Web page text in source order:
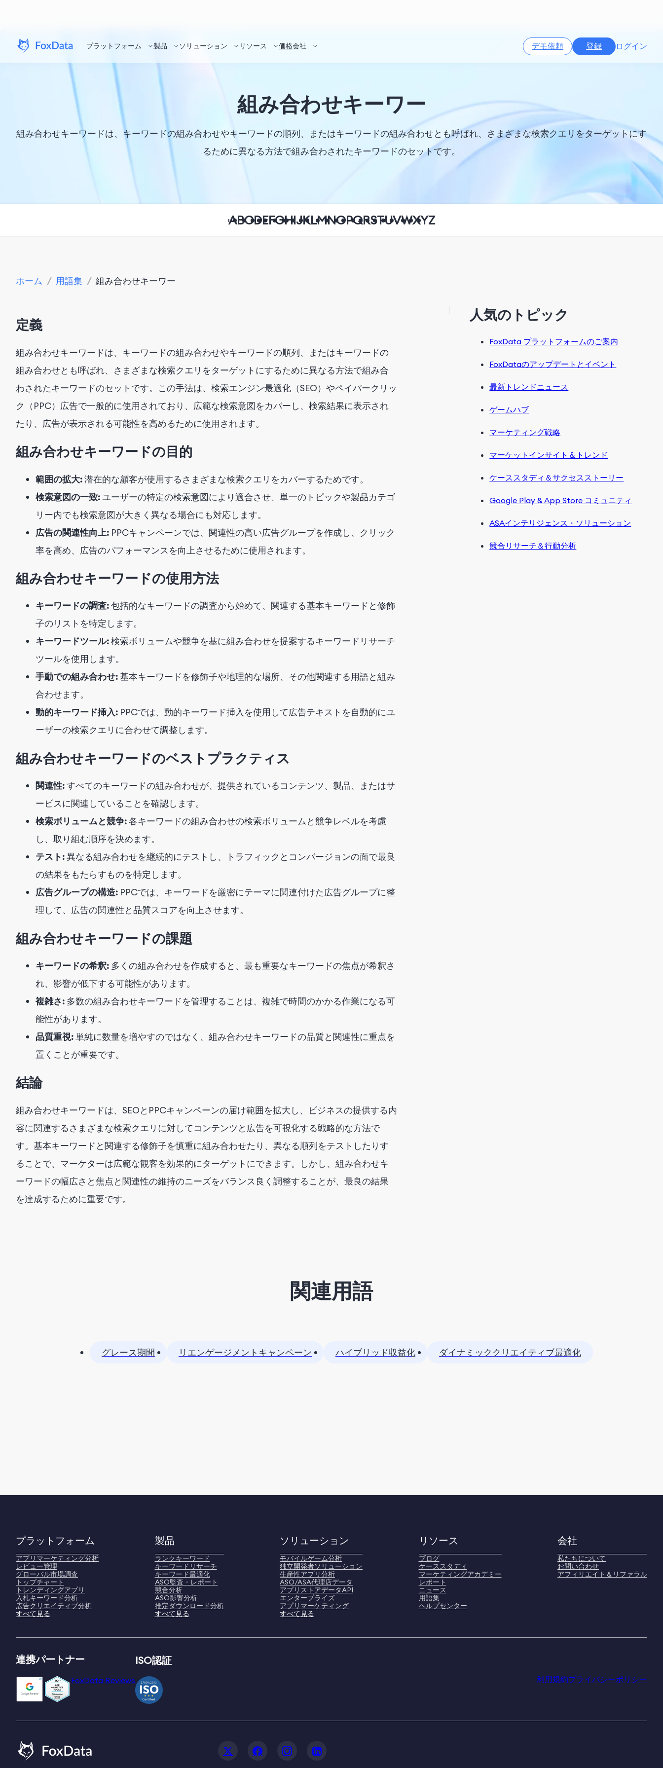
プラットフォーム 製品 ソリューション リソース 価格会社 デモ依頼 登録 ログイン
組み合わせキーワー
組み合わせキーワードは、キーワードの組み合わせやキーワードの順列、またはキーワードの組み合わせとも呼ばれ、さまざまな検索クエリをターゲットにす
るために異なる方法で組み合わされたキーワードのセットです。
ABCDEFGHIJKLMNOPQRSTUVWXYZ
ホーム / 用語集 / 組み合わせキーワー
定義
組み合わせキーワードは、キーワードの組み合わせやキーワードの順列、またはキーワードの
組み合わせとも呼ばれ、さまざまな検索クエリをターゲットにするために異なる方法で組み合
わされたキーワードのセットです。この手法は、検索エンジン最適化（SEO）やペイパークリッ
ク（PPC）広告で一般的に使用されており、広範な検索意図をカバーし、検索結果に表示され
たり、広告が表示される可能性を高めるために使用されます。
組み合わせキーワードの目的
範囲の拡大:潜在的な顧客が使用するさまざまな検索クエリをカバーするためです。
検索意図の一致:ユーザーの特定の検索意図により適合させ、単一のトピックや製品カテゴ
リー内でも検索意図が大きく異なる場合にも対応します。
広告の関連性向上: PPCキャンペーンでは、関連性の高い広告グループを作成し、クリック
率を高め、広告のパフォーマンスを向上させるために使用されます。
組み合わせキーワードの使用方法
キーワードの調査:包括的なキーワードの調査から始めて、関連する基本キーワードと修飾
子のリストを特定します。
キーワードツール:検索ボリュームや競争を基に組み合わせを提案するキーワードリサーチ
ツールを使用します。
手動での組み合わせ:基本キーワードを修飾子や地理的な場所、その他関連する用語と組み
合わせます。
動的キーワード挿入: PPCでは、動的キーワード挿入を使用して広告テキストを自動的にユ
ーザーの検索クエリに合わせて調整します。
組み合わせキーワードのベストプラクティス
関連性:すべてのキーワードの組み合わせが、提供されているコンテンツ、製品、またはサ
ービスに関連していることを確認します。
検索ボリュームと競争:各キーワードの組み合わせの検索ボリュームと競争レベルを考慮
し、取り組む順序を決めます。
テスト:異なる組み合わせを継続的にテストし、トラフィックとコンバージョンの面で最良
の結果をもたらすものを特定します。
広告グループの構造: PPCでは、キーワードを厳密にテーマに関連付けた広告グループに整
理して、広告の関連性と品質スコアを向上させます。
組み合わせキーワードの課題
キーワードの希釈: 多くの組み合わせを作成すると、最も重要なキーワードの焦点が希釈さ
れ、影響が低下する可能性があります。
複雑さ: 多数の組み合わせキーワードを管理することは、複雑で時間のかかる作業になる可
能性があります。
品質重視:単純に数量を増やすのではなく、組み合わせキーワードの品質と関連性に重点を
置くことが重要です。
結論
組み合わせキーワードは、SEOとPPCキャンペーンの届け範囲を拡大し、ビジネスの提供する内
容に関連するさまざまな検索クエリに対してコンテンツと広告を可視化する戦略的な方法で
す。基本キーワードと関連する修飾子を慎重に組み合わせたり、異なる順列をテストしたりす
ることで、マーケターは広範な観客を効果的にターゲットにできます。しかし、組み合わせキ
ーワードの幅広さと焦点と関連性の維持のニーズをバランス良く調整することが、最良の結果
を達成するために重要です。
人気のトピック
FoxData プラットフォームのご案内
FoxDataのアップデートとイベント
最新トレンドニュース
ゲームハブ
マーケティング戦略
マーケットインサイト＆トレンド
ケーススタディ＆サクセスストーリー
Google Play & App Store コミュニティ
ASAインテリジェンス・ソリューション
競合リサーチ＆行動分析
関連用語
グレース期間 リエンゲージメントキャンペーン ハイブリッド収益化 ダイナミッククリエイティブ最適化
プラットフォーム
アプリマーケティング分析
レビュー管理
グローバル市場調査
トップチャート
トレンディングアプリ
入札キーワード分析
広告クリエイティブ分析
すべて見る
製品
ランクキーワード
キーワードリサーチ
キーワード最適化
ASO監査・レポート
競合分析
ASO影響分析
推定ダウンロード分析
すべて見る
ソリューション
モバイルゲーム分析
独立開発者ソリューション
生産性アプリ分析
ASO/ASA代理店データ
アプリストアデータAPI
エンタープライズ
アプリマーケティング
すべて見る
リソース
ブログ
ケーススタディ
マーケティングアカデミー
レポート
ニュース
用語集
ヘルプセンター
会社
私たちについて
お問い合わせ
アフィリエイト＆リファラル
連携パートナー
FoxData Reviews
ISO認証
利用規約プライバシーポリシー